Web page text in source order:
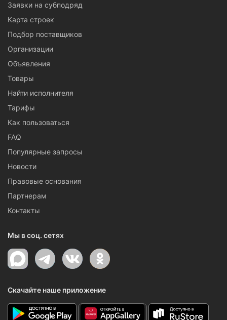
Заявки на субподряд
Карта строек
Подбор поставщиков
Организации
Объявления
Товары
Найти исполнителя
Тарифы
Как пользоваться
FAQ
Популярные запросы
Новости
Правовые основания
Партнерам
Контакты
Мы в соц. сетях
Скачайте наше приложение